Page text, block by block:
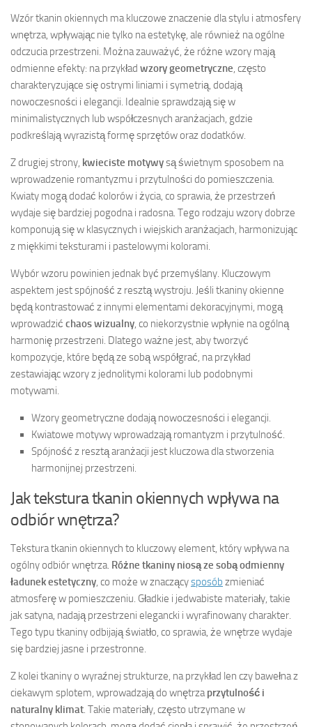
Wzór tkanin okiennych ma kluczowe znaczenie dla stylu i atmosfery
wnętrza, wpływając nie tylko na estetykę, ale również na ogólne
odczucia przestrzeni. Można zauważyć, że różne wzory mają
odmienne efekty: na przykład wzory geometryczne, często
charakteryzujące się ostrymi liniami i symetrią, dodają
nowoczesności i elegancji. Idealnie sprawdzają się w
minimalistycznych lub współczesnych aranżacjach, gdzie
podkreślają wyrazistą formę sprzętów oraz dodatków.
Z drugiej strony, kwieciste motywysą świetnym sposobem na
wprowadzenie romantyzmu i przytulności do pomieszczenia.
Kwiaty mogą dodać kolorów i życia, co sprawia, że przestrzeń
wydaje się bardziej pogodna i radosna. Tego rodzaju wzory dobrze
komponują się w klasycznych i wiejskich aranżacjach, harmonizując
z miękkimi teksturami i pastelowymi kolorami.
Wybór wzoru powinien jednak być przemyślany. Kluczowym
aspektem jest spójność z resztą wystroju. Jeśli tkaniny okienne
będą kontrastować z innymi elementami dekoracyjnymi, mogą
wprowadzić chaos wizualny, co niekorzystnie wpłynie na ogólną
harmonię przestrzeni. Dlatego ważne jest, aby tworzyć
kompozycje, które będą ze sobą współgrać, na przykład
zestawiając wzory z jednolitymi kolorami lub podobnymi
motywami.
Wzory geometryczne dodają nowoczesności i elegancji.
Kwiatowe motywy wprowadzają romantyzm i przytulność.
Spójność z resztą aranżacji jest kluczowa dla stworzenia
harmonijnej przestrzeni.
Jak tekstura tkanin okiennych wpływa na
odbiór wnętrza?
Tekstura tkanin okiennych to kluczowy element, który wpływa na
ogólny odbiór wnętrza. Różne tkaniny niosą ze sobą odmienny
ładunek estetyczny, co może w znaczącysposób zmieniać
atmosferę w pomieszczeniu. Gładkie i jedwabiste materiały, takie
jak satyna, nadają przestrzeni elegancki i wyrafinowany charakter.
Tego typu tkaniny odbijają światło, co sprawia, że wnętrze wydaje
się bardziej jasne i przestronne.
Z kolei tkaniny o wyraźnej strukturze, na przykład len czy bawełna z
ciekawym splotem, wprowadzają do wnętrzaprzytulność i
naturalny klimat. Takie materiały, często utrzymane w